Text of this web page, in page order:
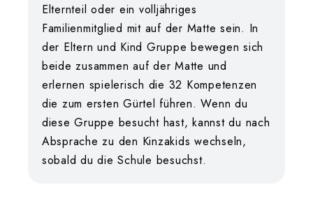
Elternteil oder ein volljähriges
Familienmitglied mit auf der Matte sein. In
der Eltern und Kind Gruppe bewegen sich
beide zusammen auf der Matte und
erlernen spielerisch die 32 Kompetenzen
die zum ersten Gürtel führen. Wenn du
diese Gruppe besucht hast, kannst du nach
Absprache zu den Kinzakids wechseln,
sobald du die Schule besuchst.